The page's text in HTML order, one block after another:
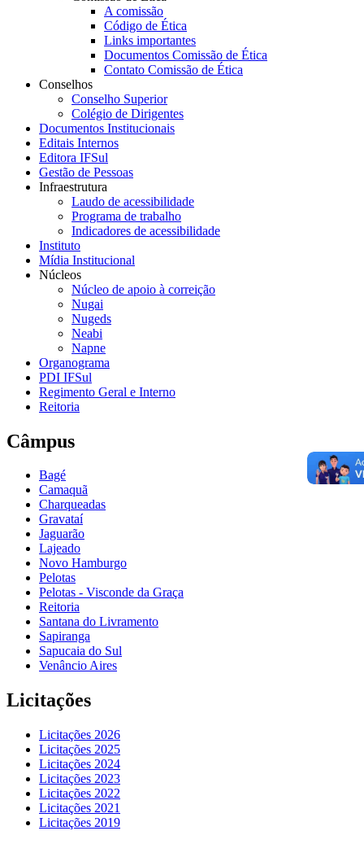
A comissão
Código de Ética
Links importantes
Documentos Comissão de Ética
Contato Comissão de Ética
Conselhos
Conselho Superior
Colégio de Dirigentes
Documentos Institucionais
Editais Internos
Editora IFSul
Gestão de Pessoas
Infraestrutura
Laudo de acessibilidade
Programa de trabalho
Indicadores de acessibilidade
Instituto
Mídia Institucional
Núcleos
Núcleo de apoio à correição
Nugai
Nugeds
Neabi
Napne
Organograma
PDI IFSul
Regimento Geral e Interno
Reitoria
Câmpus
Bagé
Camaquã
Charqueadas
Gravataí
Jaguarão
Lajeado
Novo Hamburgo
Pelotas
Pelotas - Visconde da Graça
Reitoria
Santana do Livramento
Sapiranga
Sapucaia do Sul
Venâncio Aires
Licitações
Licitações 2026
Licitações 2025
Licitações 2024
Licitações 2023
Licitações 2022
Licitações 2021
Licitações 2019